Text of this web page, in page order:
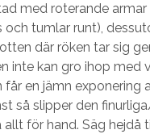
med roterande
och tumlar runt),
där röken tar sig
inte kan gro ihop med
får en jämn exponering
så slipper den
allt för hand. Säg hejdå